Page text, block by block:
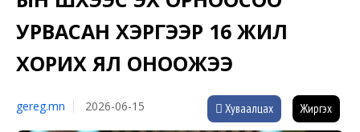
УРВАСАН ХЭРГЭЭР 16 ЖИЛ
ХОРИХ ЯЛ ОНООЖЭЭ
gereg.mn 2026-06-15 Хуваалцах Жиргэх